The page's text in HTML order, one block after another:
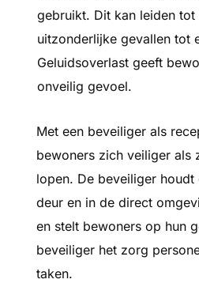
gebruikt. Dit kan leiden tot
uitzonderlijke gevallen tot
Geluidsoverlast geeft
onveilig gevoel.
Met een beveiliger als
bewoners zich veiliger als
lopen. De beveiliger
deur en in de direct
en stelt bewoners op hun
beveiliger het zorg
taken.